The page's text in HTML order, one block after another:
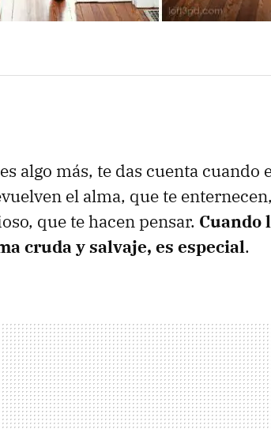
algo más, te das cuenta cuando
el alma, que te
que te hacen pensar. Cuando
cruda y salvaje, es especial.